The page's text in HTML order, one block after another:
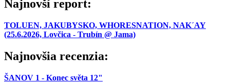
Najnovší report:
TOLUEN, JAKUBYSKO, WHORESNATION, NAK´AY
(25.6.2026, Lovčica - Trubín @ Jama)
Najnovšia recenzia:
ŠANOV 1 - Konec světa 12"